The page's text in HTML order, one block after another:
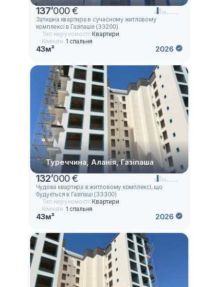
137’000 €
Затишна квартира в сучасному житловому
комплексі в Газіпаше (33200)
Тип нерухомості:Квартири
Кімнати: 1 спальня
43м² 2026
Туреччина, Аланія, Газіпаша
132’000 €
Чудова квартира в житловому комплексі, що
будується в Газіпашi (33300)
Тип нерухомості:Квартири
Кімнати: 1 спальня
43м² 2026